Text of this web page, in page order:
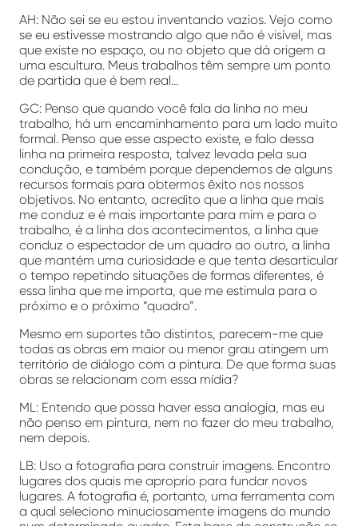
AH: Não sei se eu estou inventando vazios. Vejo como
se eu estivesse mostrando algo que não é visível, mas
que existe no espaço, ou no objeto que dá origem a
uma escultura. Meus trabalhos têm sempre um ponto
de partida que é bem real…
GC: Penso que quando você fala da linha no meu
trabalho, há um encaminhamento para um lado muito
formal. Penso que esse aspecto existe, e falo dessa
linha na primeira resposta, talvez levada pela sua
condução, e também porque dependemos de alguns
recursos formais para obtermos êxito nos nossos
objetivos. No entanto, acredito que a linha que mais
me conduz e é mais importante para mim e para o
trabalho, é a linha dos acontecimentos, a linha que
conduz o espectador de um quadro ao outro, a linha
que mantém uma curiosidade e que tenta desarticular
o tempo repetindo situações de formas diferentes, é
essa linha que me importa, que me estimula para o
próximo e o próximo “quadro”.
Mesmo em suportes tão distintos, parecem-me que
todas as obras em maior ou menor grau atingem um
território de diálogo com a pintura. De que forma suas
obras se relacionam com essa mídia?
ML: Entendo que possa haver essa analogia, mas eu
não penso em pintura, nem no fazer do meu trabalho,
nem depois.
LB: Uso a fotografia para construir imagens. Encontro
lugares dos quais me aproprio para fundar novos
lugares. A fotografia é, portanto, uma ferramenta com
a qual seleciono minuciosamente imagens do mundo